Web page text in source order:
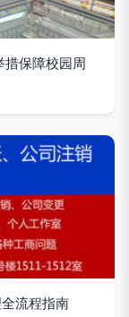
措保障校园周
流程指南